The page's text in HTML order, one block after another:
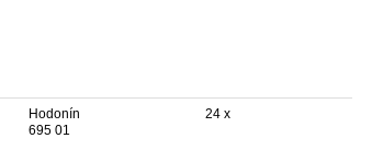
Hodonín
695 01
24 x